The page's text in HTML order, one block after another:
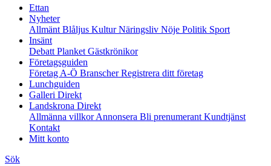
Ettan
Nyheter
Allmänt Blåljus KulturNäringsliv Nöje Politik Sport
Insänt
Debatt Planket Gästkrönikor
Företagsguiden
Företag A-Ö BranscherRegistrera ditt företag
Lunchguiden
Galleri Direkt
Landskrona Direkt
Allmänna villkorAnnonsera Bli prenumerant Kundtjänst
Kontakt
Mitt konto
Sök